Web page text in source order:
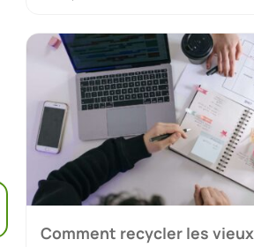
Comment recycler les vieux